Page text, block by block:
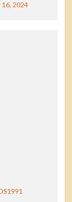
2024